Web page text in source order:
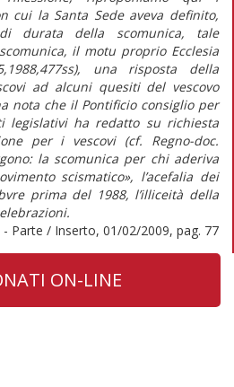
cui la Santa Sede aveva definito,
durata della scomunica, tale
il motu proprio Ecclesia
una risposta della
ad alcuni quesiti del vescovo
nota che il Pontificio consiglio per
legislativi ha redatto su richiesta
per i vescovi (cf. Regno-doc.
la scomunica per chi aderiva
scismatico», l’acefalia dei
prima del 1988, l’illiceità della
Parte / Inserto, 01/02/2009, pag. 77
ON-LINE